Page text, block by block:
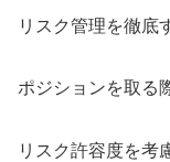
リスク管理を徹底
ポジションを取る
リスク許容度を考